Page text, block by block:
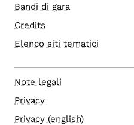
Bandi di gara
Credits
Elenco siti tematici
Note legali
Privacy
Privacy (english)